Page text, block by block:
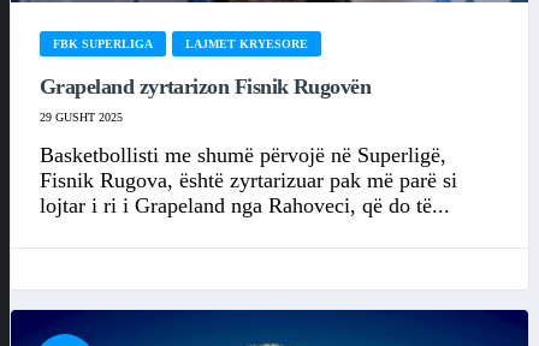
FBK SUPERLIGA LAJMET KRYESORE
Grapeland zyrtarizon Fisnik Rugovën
29 GUSHT 2025
Basketbollisti me shumë përvojë në Superligë,
Fisnik Rugova, është zyrtarizuar pak më parë si
lojtar i ri i Grapeland nga Rahoveci, që do të...